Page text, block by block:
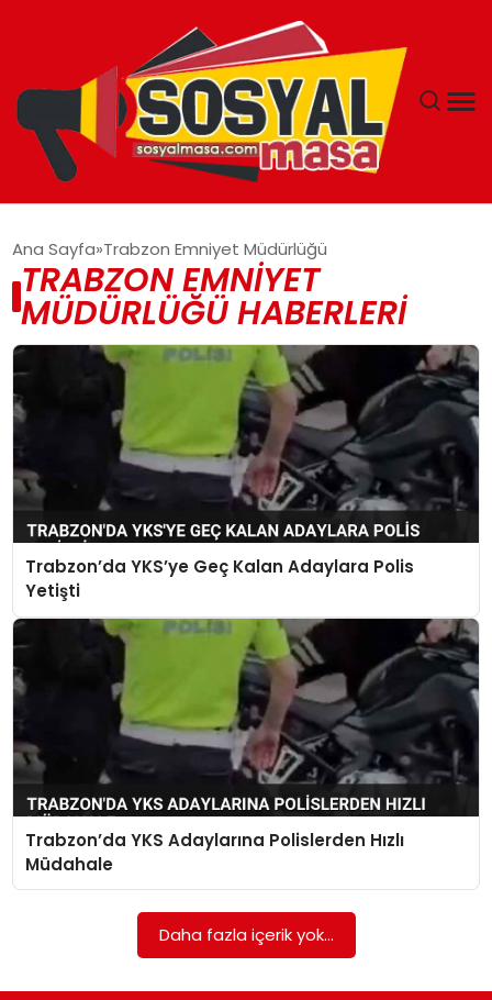
EKONOMI
GÜNCEL
SPOR
GÜNDEM
MAGAZIN
Ana Sayfa Trabzon Emniyet Müdürlüğü
TRABZON EMNIYET
MÜDÜRLÜĞÜ HABERLERI
Trabzon’da YKS’ye Geç Kalan Adaylara Polis
Yetişti
Trabzon’da YKS Adaylarına Polislerden Hızlı
Müdahale
Daha fazla içerik yok...